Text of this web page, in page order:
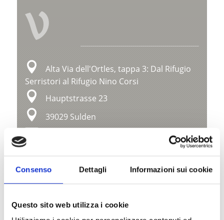
Consenso Dettagli Informazioni sui cookie
Questo sito web utilizza i cookie
V
Alta Via dell'Ortles, tappa 3: Dal Rifugio
Serristori al Rifugio Nino Corsi
Hauptstrasse 23
39029 Sulden
Posizione
Impressioni